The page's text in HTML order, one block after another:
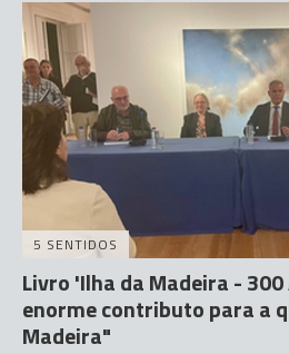
5 SENTIDOS
Livro 'Ilha da Madeira -
enorme contributo para a
Madeira"